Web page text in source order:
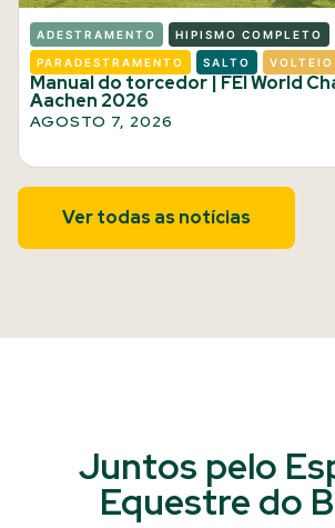
ADESTRAMENTO HIPISMO COMPLETO
PARADESTRAMENTO SALTO VOLTEIO
Manual do torcedor | FEI World
Aachen 2026
AGOSTO 7, 2026
Ver todas as notícias
Juntos pelo
Equestre do